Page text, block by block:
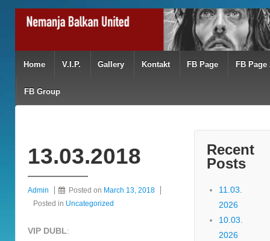
Home V.I.P. Gallery Kontakt FB Page FB Page
FB Group
13.03.2018
Admin Posted on March 13, 2018
Posted in Uncategorized
VIP DUBL:
Recent
Posts
11.03.
2026
10.03.
2026